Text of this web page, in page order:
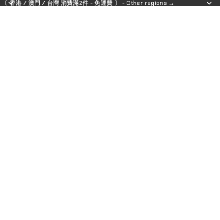
〔 香港 / 澳門 / 台灣 消費滿2件 - 免運費 〕 - Other regions →
〔 香港 / 澳門 / 台灣 消費滿2件 - 免運費 〕 - Other regions →